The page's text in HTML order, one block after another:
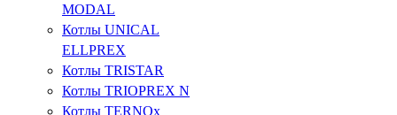
MODAL
Котлы UNICAL
ELLPREX
Котлы TRISTAR
Котлы TRIOPREX N
Котлы TERNOx